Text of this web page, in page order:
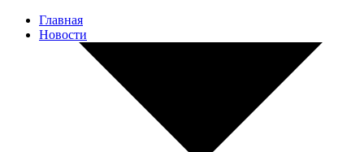
Главная
Новости